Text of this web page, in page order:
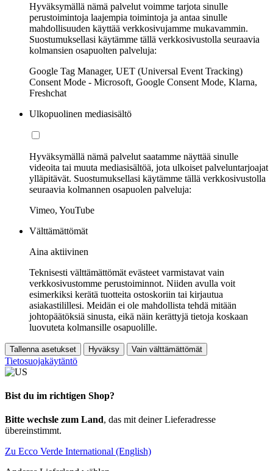
Hyväksymällä nämä palvelut voimme tarjota sinulle
perustoimintoja laajempia toimintoja ja antaa sinulle
mahdollisuuden käyttää verkkosivujamme mukavammin.
Suostumuksellasi käytämme tällä verkkosivustolla seuraavia
kolmansien osapuolten palveluja:
Google Tag Manager, UET (Universal Event Tracking)
Consent Mode - Microsoft, Google Consent Mode, Klarna,
Freshchat
Ulkopuolinen mediasisältö
Hyväksymällä nämä palvelut saatamme näyttää sinulle
videoita tai muuta mediasisältöä, jota ulkoiset palveluntarjoajat
ylläpitävät. Suostumuksellasi käytämme tällä verkkosivustolla
seuraavia kolmannen osapuolen palveluja:
Vimeo, YouTube
Välttämättömät
Aina aktiivinen
Teknisesti välttämättömät evästeet varmistavat vain
verkkosivustomme perustoiminnot. Niiden avulla voit
esimerkiksi kerätä tuotteita ostoskoriin tai kirjautua
asiakastilillesi. Meidän ei ole mahdollista tehdä mitään
johtopäätöksiä sinusta, eikä näin kerättyjä tietoja koskaan
luovuteta kolmansille osapuolille.
Tallenna asetukset Hyväksy Vain välttämättömät
Tietosuojakäytäntö
Bist du im richtigen Shop?
Bitte wechsle zum Land, das mit deiner Lieferadresse
übereinstimmt.
Zu Ecco Verde International (English)